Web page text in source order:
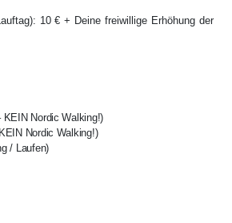
10 € + Deine freiwillige Erhöhung der
KEIN Nordic Walking!)
Nordic Walking!)
/ Laufen)